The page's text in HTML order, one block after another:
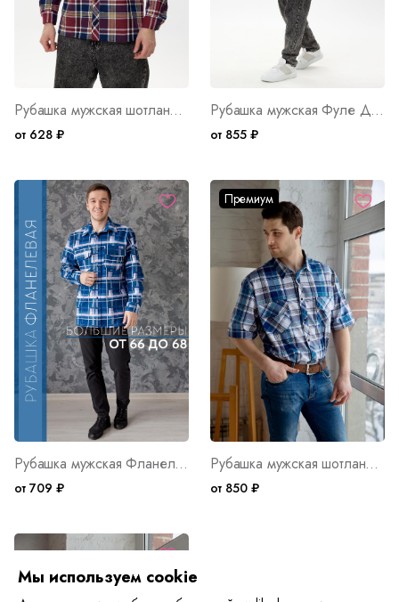
Рубашка мужская шотландка Д/Р Арт. 1871
от 628 ₽
Рубашка мужская Фуле Д/Р Арт. 176
от 855 ₽
Рубашка мужская Фланель Д/Р Арт. 1873
от 709 ₽
Премиум
Рубашка мужская шотландка Премиум С К/Р Арт. 5315
от 850 ₽
Мы используем cookie